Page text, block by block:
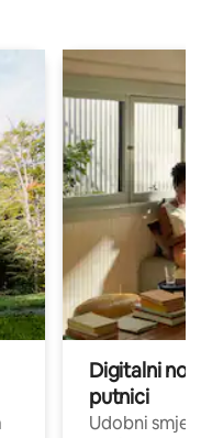
Digitalni
putnici
Udobni